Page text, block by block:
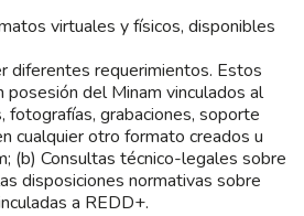
virtuales y físicos, disponibles
diferentes requerimientos. Estos
posesión del Minam vinculados al
fotografías, grabaciones, soporte
cualquier otro formato creados u
(b) Consultas técnico-legales sobre
disposiciones normativas sobre
a REDD+.